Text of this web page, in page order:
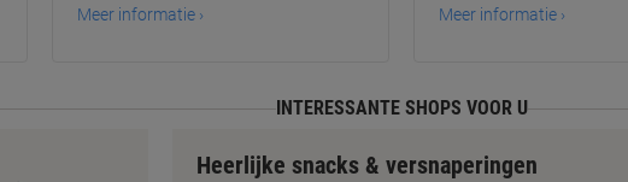
Meer informatie › Meer informatie ›
INTERESSANTE SHOPS VOOR U
Heerlijke snacks & versnaperingen